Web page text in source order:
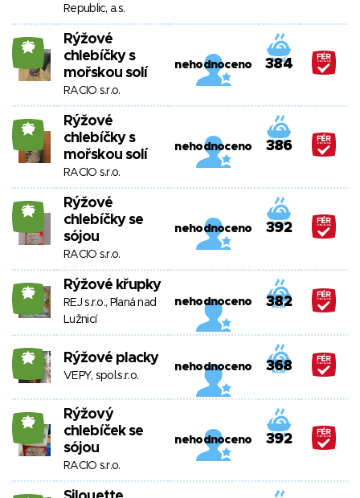
Republic, a.s.
26
Rýžové
chlebíčky s
mořskou solí
RACIO s.r.o.
nehodnoceno 384
26
Rýžové
chlebíčky s
mořskou solí
RACIO s.r.o.
nehodnoceno 386
26
Rýžové
chlebíčky se
sójou
RACIO s.r.o.
nehodnoceno 392
26 Rýžové křupky
REJ s.r.o., Planá nad
Lužnicí
nehodnoceno 382
26 Rýžové placky
VEPY, spol.s.r.o.
nehodnoceno 368
26
Rýžový
chlebíček se
sójou
RACIO s.r.o.
nehodnoceno 392